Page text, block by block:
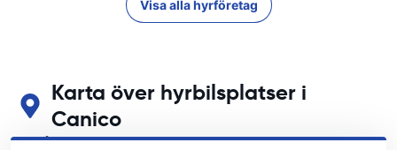
Visa alla hyrföretag
Karta över hyrbilsplatser i
Canico
Se våra huvudsakliga biluthyrningsplatser i Canico